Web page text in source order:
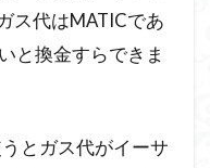
ス代はMATICであ
と換金すらできま
とガス代がイーサ